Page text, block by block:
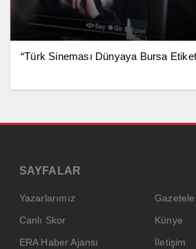
“Türk Sineması Dünyaya Bursa
SAYFALAR
Yazarlarımız
Canlı Skor
Künye
ERA Haber Ajansı
İletişim